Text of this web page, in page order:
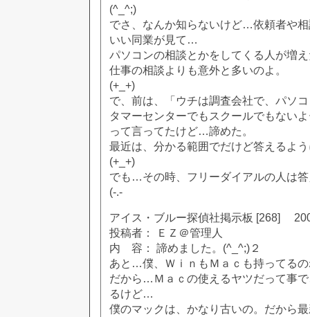
(^_^;)
でさ、なんか知らないけど…依頼者や
いい同業が見て…
パソコンの相談とかをしてくる人が増
仕事の相談よりも意外と多いのよ。
(+_+)
で、前は、「ウチは調査会社で、パソ
タマーセンターでもスクールでもない
って言ってたけど…諦めた。
最近は、分かる範囲でだけど答えるよ
(+_+)
でも…その時、フリーダイアルの人は
(-.-
アイス・ブルー探偵社掲示板 [268]
投稿者： ＥＺ＠管理人
内 容： 諦めました。(^_^;)２
あと…僕、ＷｉｎもＭａｃも持ってる
だから…Ｍａｃの使えるヤツだって事
るけど…
僕のマックは、かなり古いの。だから